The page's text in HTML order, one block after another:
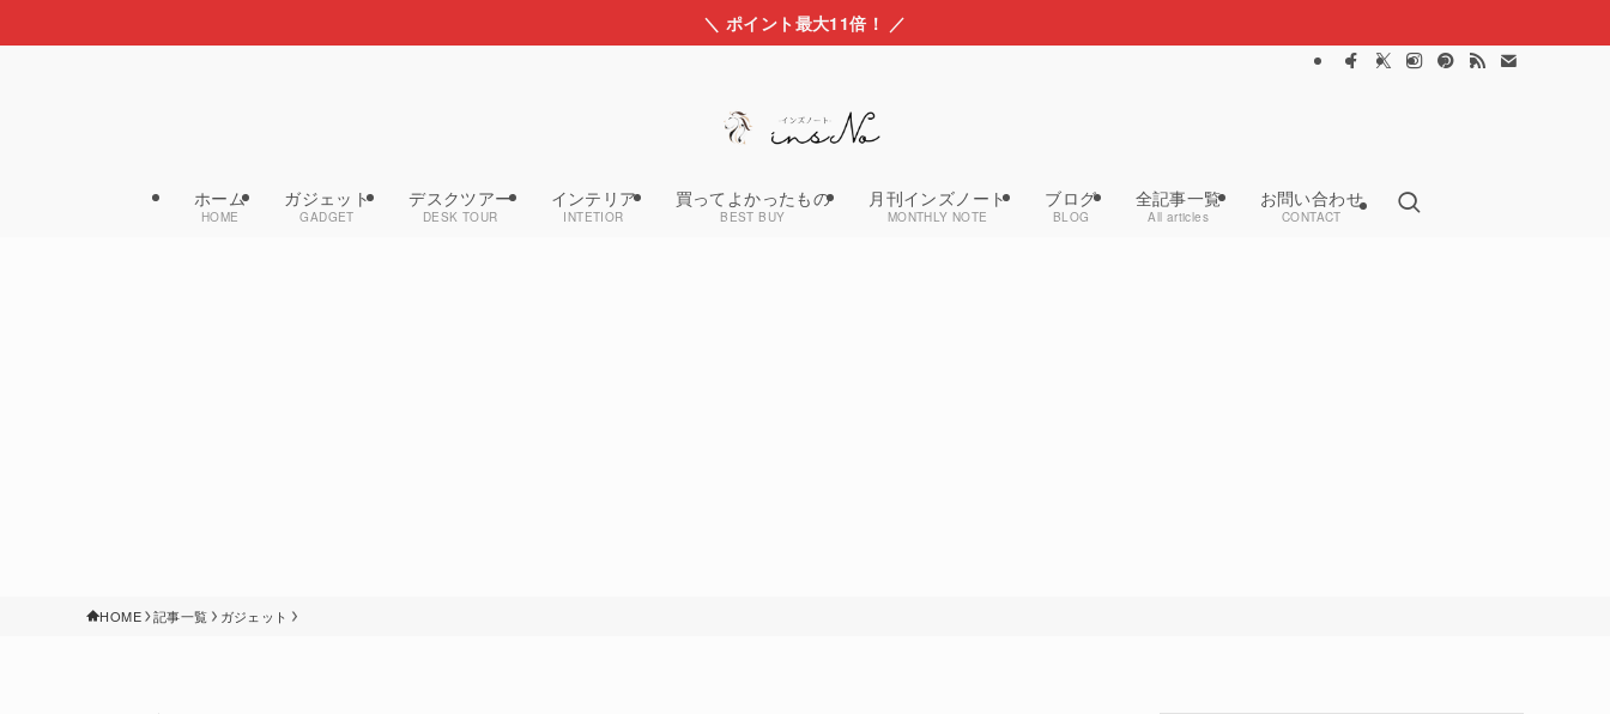
＼ ポイント最大11倍！ ／
ホーム
HOME
ガジェット
GADGET
デスクツアー
DESK TOUR
インテリア
INTETIOR
買ってよかったもの
BEST BUY
月刊インズノート
MONTHLY NOTE
ブログ
BLOG
全記事一覧
All articles
お問い合わせ
CONTACT
HOME 記事一覧 ガジェット